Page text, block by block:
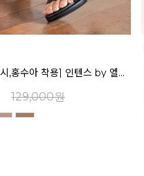
마쯔 by 엘칸토 여성 오픈토 플랫 샌들 3cm LCWW39M326
159,000원